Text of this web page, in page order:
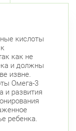
кислоты
как не
и должны
извне.
Омега-3
и развития
ребенка.